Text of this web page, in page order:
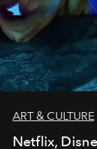
ART & CULTURE
Netflix,